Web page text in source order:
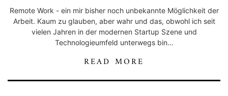
Remote Work - ein mir bisher noch unbekannte Möglichkeit der
Arbeit. Kaum zu glauben, aber wahr und das, obwohl ich seit
vielen Jahren in der modernen Startup Szene und
Technologieumfeld unterwegs bin…
READ MORE